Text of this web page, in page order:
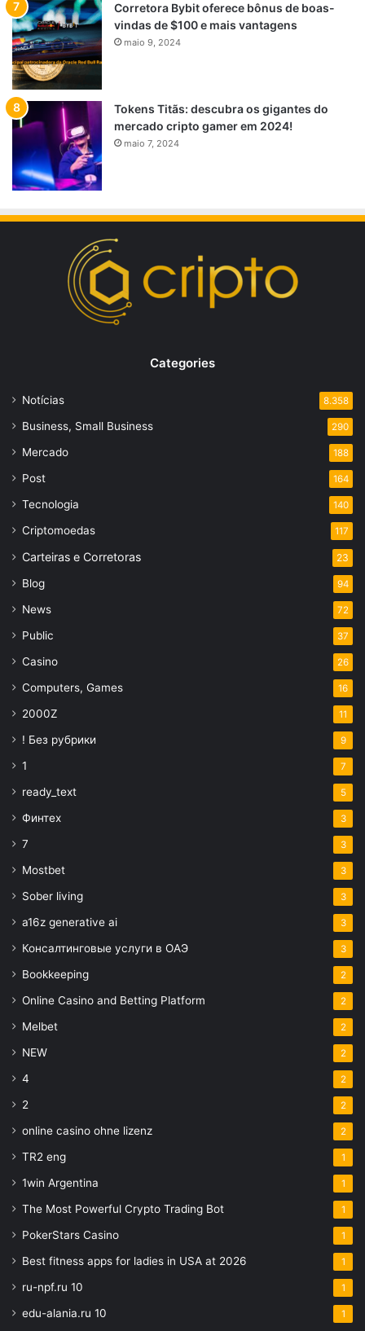
Corretora Bybit oferece bônus de boas-
vindas de $100 e mais vantagens
maio 9, 2024
Tokens Titãs: descubra os gigantes do
mercado cripto gamer em 2024!
maio 7, 2024
Categories
Notícias 8.358
Business, Small Business 290
Mercado 188
Post 164
Tecnologia 140
Criptomoedas 117
Carteiras e Corretoras 23
Blog 94
News 72
Public 37
Casino 26
Computers, Games 16
2000Z 11
! Без рубрики 9
1 7
ready_text 5
Финтех 3
7 3
Mostbet 3
Sober living 3
a16z generative ai 3
Консалтинговые услуги в ОАЭ 3
Bookkeeping 2
Online Casino and Betting Platform 2
Melbet 2
NEW 2
4 2
2 2
online casino ohne lizenz 2
TR2 eng 1
1win Argentina 1
The Most Powerful Crypto Trading Bot 1
PokerStars Casino 1
Best fitness apps for ladies in USA at 2026 1
ru-npf.ru 10 1
edu-alania.ru 10 1